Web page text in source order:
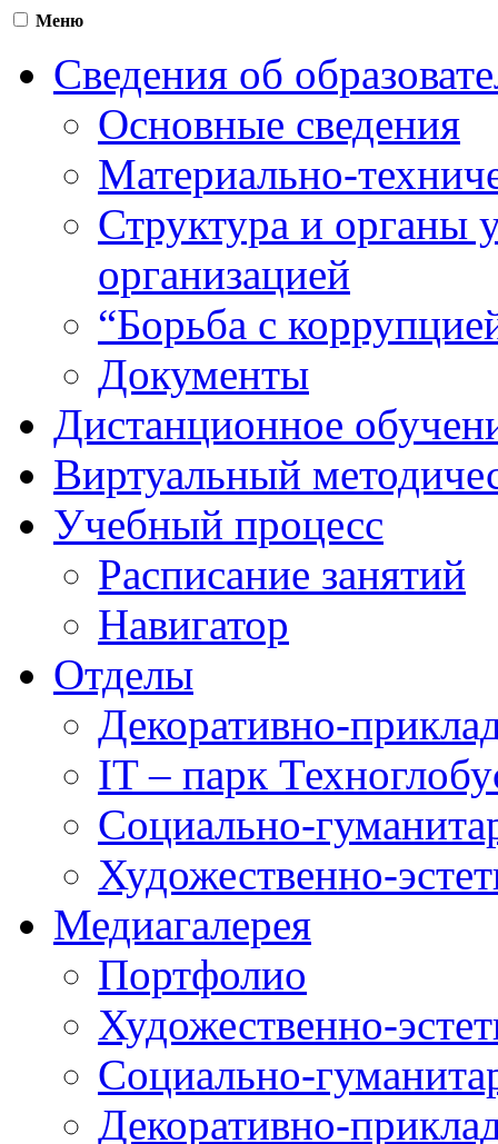
Меню
Сведения об
Основные сведения
Материально-
Структура и органы
организацией
“Борьба с
Документы
Дистанционное
Виртуальный
Учебный процесс
Расписание занятий
Навигатор
Отделы
Декоративно-
IT – парк
Социально-
Художественно-
Медиагалерея
Портфолио
Художественно-
Социально-
Декоративно-